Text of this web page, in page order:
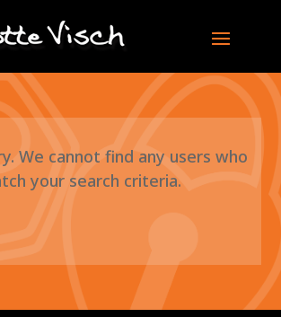
We cannot find any users who
your search criteria.